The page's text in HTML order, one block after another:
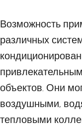
Возможность
различных
объектов. Они
воздушными,
тепловыми